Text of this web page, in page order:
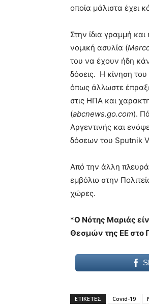
οποία μάλιστα έχει
Στην ίδια γραμμή
νομική ασυλία (
του να έχουν ήδη
δόσεις. H κίνηση
όπως άλλωστε
στις ΗΠΑ και
(abcnews.go.com).
Αργεντινής και
δόσεων του Sputnik
Από την άλλη πλευρά
εμβόλιο στην
χώρες.
*Ο Νότης Μαριάς
Θεσμών της ΕΕ στο
ΕΤΙΚΕΤΕΣ Covid-19